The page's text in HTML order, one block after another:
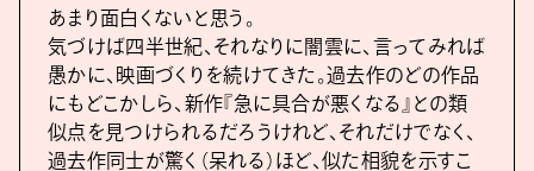
あまり面白くないと思う。
気づけば四半世紀、それなりに闇雲に、言ってみれば
愚かに、映画づくりを続けてきた。過去作のどの作品
にもどこかしら、新作『急に具合が悪くなる』との類
似点を見つけられるだろうけれど、それだけでなく、
過去作同士が驚く（呆れる）ほど、似た相貌を示すこ